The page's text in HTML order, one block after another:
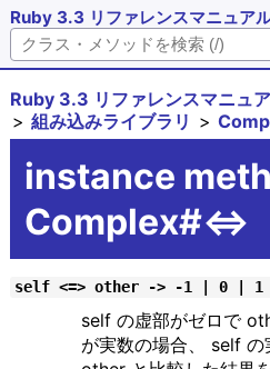
Ruby 3.3 リファレンスマニュア
Ruby 3.3 リファレンスマニュ
組み込みライブラリ
instance
Complex#<=>
self <=> other -> -1 | 0 |
self の虚部がゼロで
が実数の場合、 self の